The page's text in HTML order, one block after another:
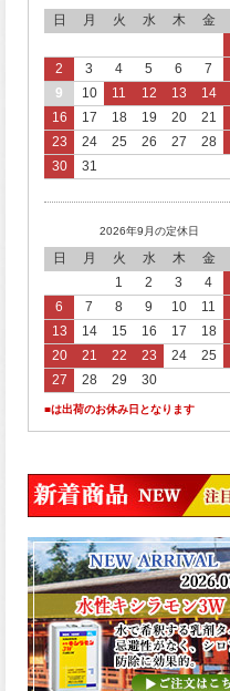
日 月 火 水 木 金
2
3 4 5 6 7
9
10 11 12 13 14
16
17 18 19 20 21
23
24 25 26 27 28
30
31
2026年9月の定休日
日 月 火 水 木 金
1
2 3 4
6
7 8 9 10 11
13
14 15 16 17 18
20
21 22 23 24 25
27
28 29 30
■は出荷のお休み日となります